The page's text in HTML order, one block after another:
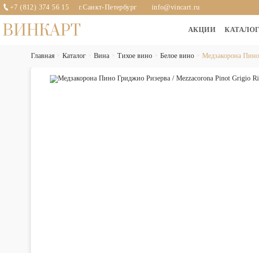
+7 (812) 374 56 15 г.Санкт-Петербург info@vincart.ru
ВИНКАРТ АКЦИИ КАТАЛОГ
Главная Каталог Вина Тихое вино Белое вино Медзакорона